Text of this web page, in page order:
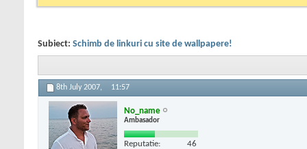
Subiect: Schimb de linkuri cu site de wallpapere!
8th July 2007, 11:57
No_name
Ambasador
Reputatie: 46